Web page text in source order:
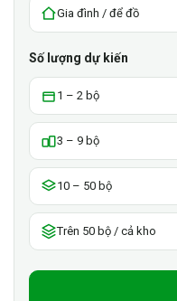
Gia đình / để đồ
Số lượng dự kiến
1 – 2 bộ
3 – 9 bộ
10 – 50 bộ
Trên 50 bộ / cả kho